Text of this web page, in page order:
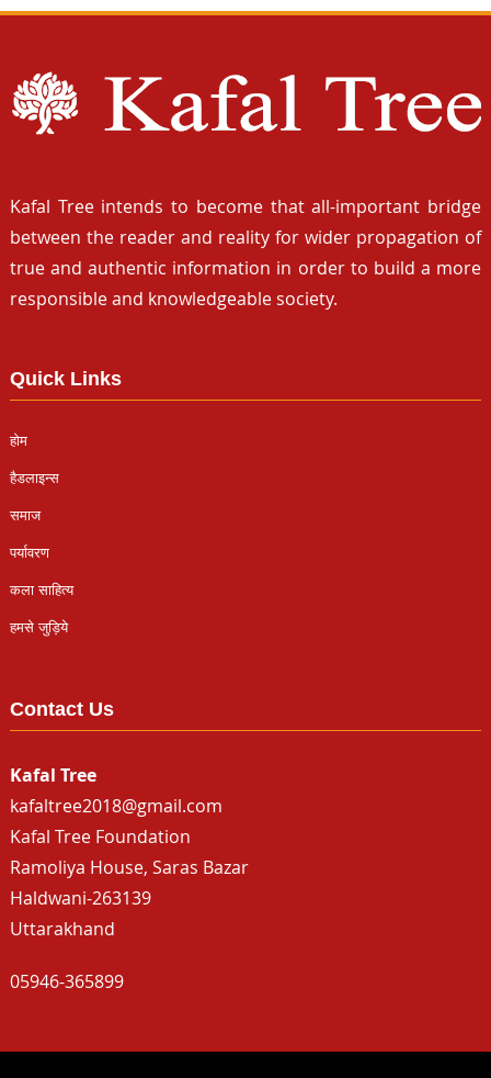
Kafal Tree intends to become that all-important bridge
between the reader and reality for wider propagation of
true and authentic information in order to build a more
responsible and knowledgeable society.
Quick Links
होम
हैडलाइन्स
समाज
पर्यावरण
कला साहित्य
हमसे जुड़िये
Contact Us
Kafal Tree
kafaltree2018@gmail.com
Kafal Tree Foundation
Ramoliya House, Saras Bazar
Haldwani-263139
Uttarakhand
05946-365899